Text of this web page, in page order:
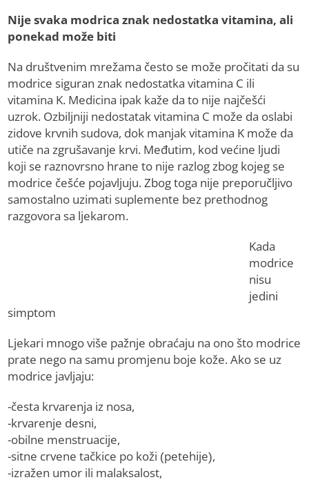
Nije svaka modrica znak nedostatka vitamina, ali
ponekad može biti
Na društvenim mrežama često se može pročitati da su
modrice siguran znak nedostatka vitamina C ili
vitamina K. Medicina ipak kaže da to nije najčešći
uzrok. Ozbiljniji nedostatak vitamina C može da oslabi
zidove krvnih sudova, dok manjak vitamina K može da
utiče na zgrušavanje krvi. Međutim, kod većine ljudi
koji se raznovrsno hrane to nije razlog zbog kojeg se
modrice češće pojavljuju. Zbog toga nije preporučljivo
samostalno uzimati suplemente bez prethodnog
razgovora sa ljekarom.
Kada
modrice
nisu
jedini
simptom
Ljekari mnogo više pažnje obraćaju na ono što modrice
prate nego na samu promjenu boje kože. Ako se uz
modrice javljaju:
-česta krvarenja iz nosa,
-krvarenje desni,
-obilne menstruacije,
-sitne crvene tačkice po koži (petehije),
-izražen umor ili malaksalost,